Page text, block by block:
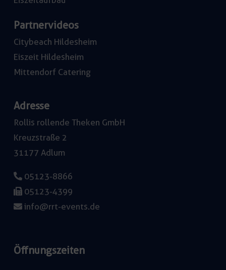
Partnervideos
Citybeach Hildesheim
Eiszeit Hildesheim
Mittendorf Catering
Adresse
Rollis rollende Theken GmbH
Kreuzstraße 2
31177 Adlum
05123-8866
05123-4399
info@rrt-events.de
Öffnungszeiten